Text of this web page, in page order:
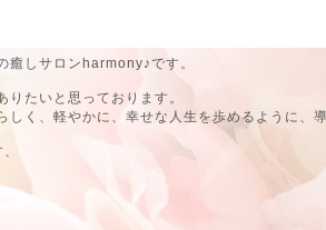
癒しサロンharmony♪です。
たいと思っております。
く、軽やかに、幸せな人生を歩めるように、